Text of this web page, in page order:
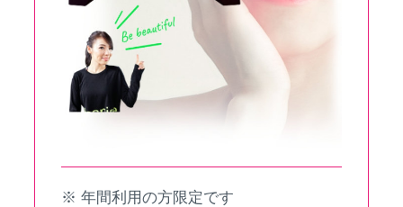
年間利用の方限定です